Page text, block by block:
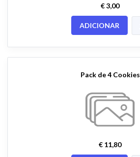
€ 3,00
ADICIONAR
Pack de 4 Cookies
€ 11,80